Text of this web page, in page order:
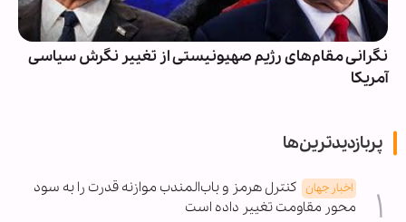
نگرانی مقام‌های رژیم صهیونیستی از تغییر نگرش سیاسی
آمریکا
پربازدیدترین‌ها
اخبار جهان کنترل هرمز و باب‌المندب موازنه قدرت را به سود
محور مقاومت تغییر داده است